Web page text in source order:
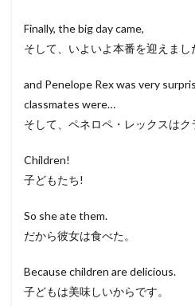
Finally, the big day came,
そして、いよいよ本番を迎えまし
and Penelope Rex was very
classmates were…
そして、ペネロペ・レックスは
Children!
子どもたち!
So she ate them.
だから彼女は食べた。
Because children are delicious.
子どもは美味しいからです。